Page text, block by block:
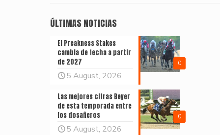
ÚLTIMAS NOTICIAS
0
El Preakness Stakes
cambia de fecha a partir
de 2027
5 August, 2026
0
Las mejores cifras Beyer
de esta temporada entre
los dosañeros
5 August, 2026